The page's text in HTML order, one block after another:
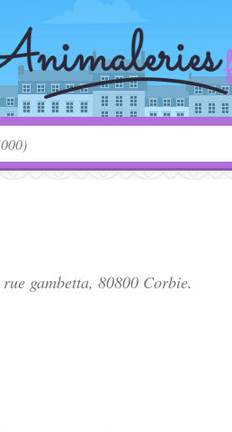
rue gambetta, 80800 Corbie.